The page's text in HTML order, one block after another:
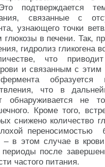
подтверждается
связанные с
узнающего точки
глюкозы в печени. Так,
гидролиз гликогена
что
и связанным с
что в
обнаруживается не
Кроме того,
снижено количество
переносимостью
– в этом случае в
после
частого питания.